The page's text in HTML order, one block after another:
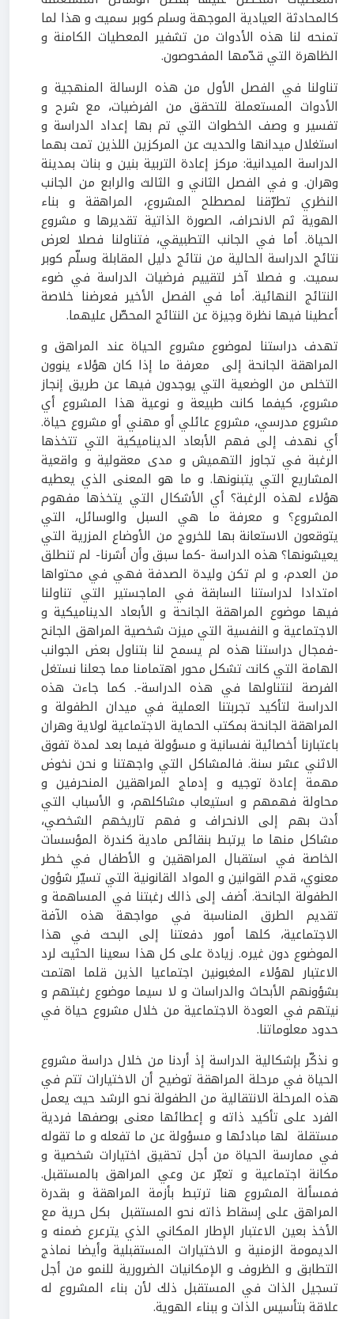
كالمحادثة العيادية الموجهة وسلم كوبر سميث و هذا لما
تمنحه لنا هذه الأدوات من تشفير المعطيات الكامنة و
الظاهرة التي قدّمها المفحوصون.
تناولنا في الفصل الأول من هذه الرسالة المنهجية و
الأدوات المستعملة للتحقق من الفرضيات، مع شرح و
تفسير و وصف الخطوات التي تم بها إعداد الدراسة و
استغلال ميدانها والحديث عن المركزين اللذين تمت بهما
الدراسة الميدانية: مركز إعادة التربية بنين و بنات بمدينة
وهران. و في الفصل الثاني و الثالث والرابع من الجانب
النظري تطرّقنا لمصطلح المشروع، المراهقة و بناء
الهوية ثم الانحراف، الصورة الذاتية تقديرها و مشروع
الحياة. أما في الجانب التطبيقي، فتناولنا فصلا لعرض
نتائج الدراسة الحالية من نتائج دليل المقابلة وسلّم كوبر
سميت. و فصلا آخر لتقييم فرضيات الدراسة في ضوء
النتائج النهائية. أما في الفصل الأخير فعرضنا خلاصة
أعطينا فيها نظرة وجيزة عن النتائج المحصّل عليهما.
تهدف دراستنا لموضوع مشروع الحياة عند المراهق و
المراهقة الجانحة إلى معرفة ما إذا كان هؤلاء ينوون
التخلص من الوضعية التي يوجدون فيها عن طريق إنجاز
مشروع، كيفما كانت طبيعة و نوعية هذا المشروع أي
مشروع مدرسي، مشروع عائلي أو مهني أو مشروع حياة.
أي نهدف إلى فهم الأبعاد الديناميكية التي تتخذها
الرغبة في تجاوز التهميش و مدى معقولية و واقعية
المشاريع التي يتبنونها. و ما هو المعنى الذي يعطيه
هؤلاء لهذه الرغبة؟ أي الأشكال التي يتخذها مفهوم
المشروع؟ و معرفة ما هي السبل والوسائل، التي
يتوقعون الاستعانة بها للخروج من الأوضاع المزرية التي
يعيشونها؟ هذه الدراسة -كما سبق وأن أشرنا- لم تنطلق
من العدم، و لم تكن وليدة الصدفة فهي في محتواها
امتدادا لدراستنا السابقة في الماجستير التي تناولنا
فيها موضوع المراهقة الجانحة و الأبعاد الديناميكية و
الاجتماعية و النفسية التي ميزت شخصية المراهق الجانح
-فمجال دراستنا هذه لم يسمح لنا بتناول بعض الجوانب
الهامة التي كانت تشكل محور اهتمامنا مما جعلنا نستغل
الفرصة لنتناولها في هذه الدراسة-. كما جاءت هذه
الدراسة لتأكيد تجربتنا العملية في ميدان الطفولة و
المراهقة الجانحة بمكتب الحماية الاجتماعية لولاية وهران
باعتبارنا أخصائية نفسانية و مسؤولة فيما بعد لمدة تفوق
الاثني عشر سنة. فالمشاكل التي واجهتنا و نحن نخوض
مهمة إعادة توجيه و إدماج المراهقين المنحرفين و
محاولة فهمهم و استيعاب مشاكلهم، و الأسباب التي
أدت بهم إلى الانحراف و فهم تاريخهم الشخصي،
مشاكل منها ما يرتبط بنقائص مادية كندرة المؤسسات
الخاصة في استقبال المراهقين و الأطفال في خطر
معنوي، قدم القوانين و المواد القانونية التي تسيّر شؤون
الطفولة الجانحة. أضف إلى ذالك رغبتنا في المساهمة و
تقديم الطرق المناسبة في مواجهة هذه الآفة
الاجتماعية، كلها أمور دفعتنا إلى البحث في هذا
الموضوع دون غيره. زيادة على كل هذا سعينا الحثيث لرد
الاعتبار لهؤلاء المغبونين اجتماعيا الذين قلما اهتمت
بشؤونهم الأبحاث والدراسات و لا سيما موضوع رغبتهم و
نيتهم في العودة الاجتماعية من خلال مشروع حياة في
حدود معلوماتنا.
و نذكّر بإشكالية الدراسة إذ أردنا من خلال دراسة مشروع
الحياة في مرحلة المراهقة توضيح أن الاختيارات تتم في
هذه المرحلة الانتقالية من الطفولة نحو الرشد حيث يعمل
الفرد على تأكيد ذاته و إعطائها معنى بوصفها فردية
مستقلة لها مبادئها و مسؤولة عن ما تفعله و ما تقوله
في ممارسة الحياة من أجل تحقيق اختيارات شخصية و
مكانة اجتماعية و تعبّر عن وعي المراهق بالمستقبل.
فمسألة المشروع هنا ترتبط بأزمة المراهقة و بقدرة
المراهق على إسقاط ذاته نحو المستقبل بكل حرية مع
الأخذ بعين الاعتبار الإطار المكاني الذي يترعرع ضمنه و
الديمومة الزمنية و الاختيارات المستقبلية وأيضا نماذج
التطابق و الظروف و الإمكانيات الضرورية للنمو من أجل
تسجيل الذات في المستقبل ذلك لأن بناء المشروع له
علاقة بتأسيس الذات و ببناء الهوية.